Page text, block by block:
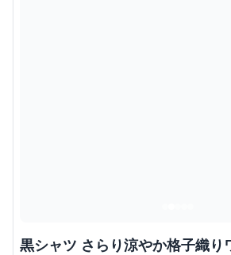
黒シャツ さらり涼やか格子織り